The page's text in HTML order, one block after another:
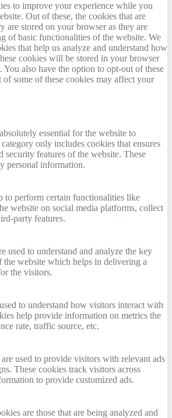
to improve your experience while you
Out of these, the cookies that are
are stored on your browser as they are
of basic functionalities of the website. We
that help us analyze and understand how
cookies will be stored in your browser
also have the option to opt-out of these
some of these cookies may affect your
essential for the website to
only includes cookies that ensures
security features of the website. These
personal information.
to perform certain functionalities like
website on social media platforms, collect
party features.
used to understand and analyze the key
the website which helps in delivering a
the visitors.
to understand how visitors interact with
help provide information on metrics the
rate, traffic source, etc.
used to provide visitors with relevant ads
These cookies track visitors across
to provide customized ads.
are those that are being analyzed and